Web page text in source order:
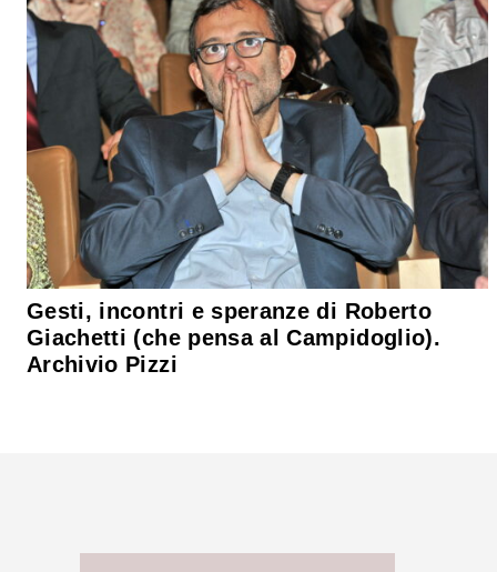
Gesti, incontri e speranze di Roberto
Giachetti (che pensa al Campidoglio).
Archivio Pizzi